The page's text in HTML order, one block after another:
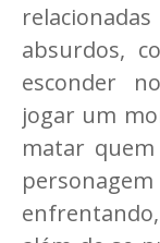
absurdos,
esconder
jogar um
matar